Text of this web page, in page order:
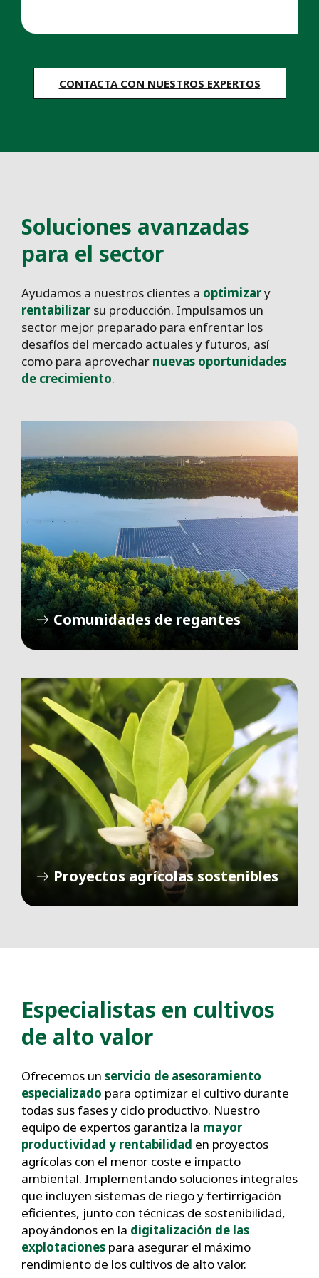
CONTACTA CON NUESTROS EXPERTOS
Soluciones avanzadas
para el sector
Ayudamos a nuestros clientes a optimizary
rentabilizarsu producción. Impulsamos un
sector mejor preparado para enfrentar los
desafíos del mercado actuales y futuros, así
como para aprovechar nuevas oportunidades
de crecimiento.
Comunidades de regantes
Proyectos agrícolas sostenibles
Especialistas en cultivos
de alto valor
Ofrecemos un servicio de asesoramiento
especializado para optimizar el cultivo durante
todas sus fases y ciclo productivo. Nuestro
equipo de expertos garantiza la mayor
productividad y rentabilidad en proyectos
agrícolas con el menor coste e impacto
ambiental. Implementando soluciones integrales
que incluyen sistemas de riego y fertirrigación
eficientes, junto con técnicas de sostenibilidad,
apoyándonos en la digitalización de las
explotaciones para asegurar el máximo
rendimiento de los cultivos de alto valor.